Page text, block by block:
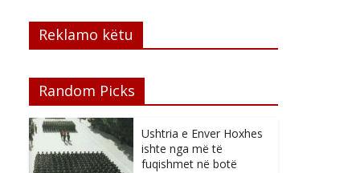
Reklamo këtu
Random Picks
Ushtria e Enver Hoxhes
ishte nga më të
fuqishmet në botë